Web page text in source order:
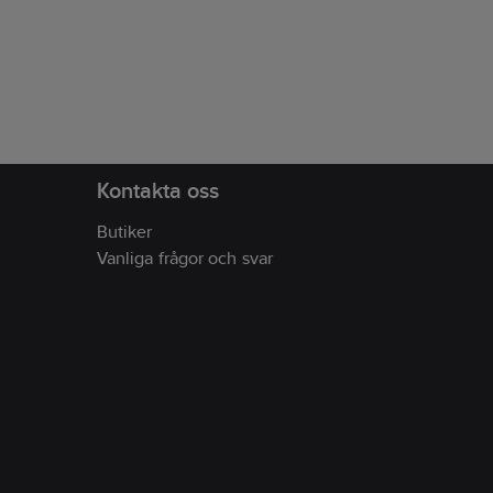
Kontakta oss
Butiker
Vanliga frågor och svar